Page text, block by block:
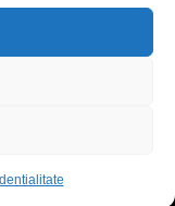
Estate